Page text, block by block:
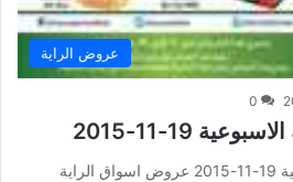
عروض الراية
0
19-11-2015
عروض اسواق الراية الاسبوعية 19-11-2015 عروض اسواق الراية